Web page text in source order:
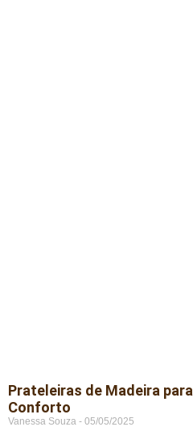
Prateleiras de Madeira
Conforto
Vanessa Souza 05/05/2025